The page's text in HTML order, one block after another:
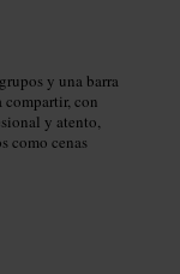
y una barra
compartir, con
y atento,
como cenas